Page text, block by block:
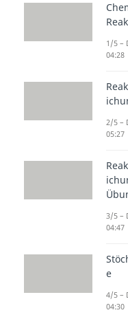
In der
eine
kannst.
Du
1/5 –
04:28
2/5 –
05:27
3/5 –
04:47
e
4/5 –
04:30